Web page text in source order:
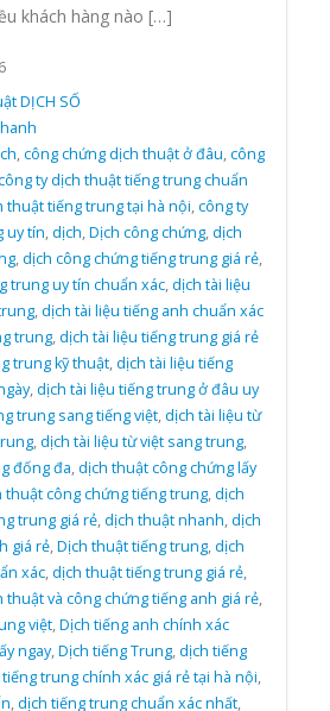
khách hàng nào […]
DỊCH SỐ
,công chứng dịch thuật ở đâu,công
ty dịch thuật tiếng trung chuẩn
thuật tiếng trung tại hà nội,công ty
uy tín,dịch,Dịch công chứng,dịch
,dịch công chứng tiếng trung giá rẻ,
trung uy tín chuẩn xác,dịch tài liệu
,dịch tài liệu tiếng anh chuẩn xác
trung,dịch tài liệu tiếng trung giá rẻ
trung kỹ thuật,dịch tài liệu tiếng
,dịch tài liệu tiếng trung ở đâu uy
trung sang tiếng việt,dịch tài liệu từ
,dịch tài liệu từ việt sang trung,
đống đa,dịch thuật công chứng lấy
thuật công chứng tiếng trung,dịch
trung giá rẻ,dịch thuật nhanh,dịch
giá rẻ,Dịch thuật tiếng trung,dịch
xác,dịch thuật tiếng trung giá rẻ,
thuật và công chứng tiếng anh giá rẻ,
việt,Dịch tiếng anh chính xác
ngay,Dịch tiếng Trung,dịch tiếng
trung chính xác giá rẻ tại hà nội,
,dịch tiếng trung chuẩn xác nhất,